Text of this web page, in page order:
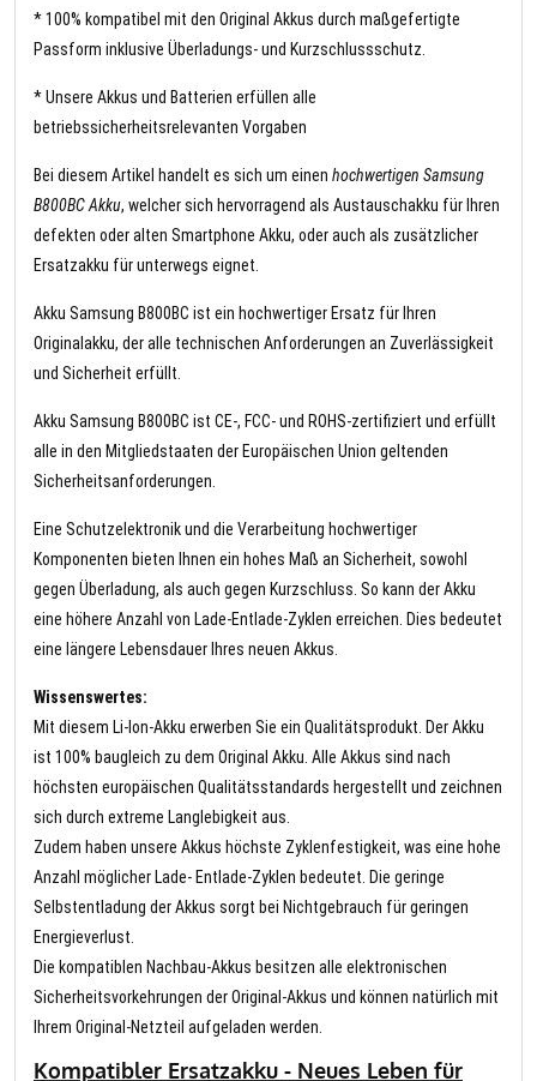
* 100% kompatibel mit den Original Akkus durch maßgefertigte
Passform inklusive Überladungs- und Kurzschlussschutz.
* Unsere Akkus und Batterien erfüllen alle
betriebssicherheitsrelevanten Vorgaben
Bei diesem Artikel handelt es sich um einen hochwertigen Samsung
B800BC Akku, welcher sich hervorragend als Austauschakku für Ihren
defekten oder alten Smartphone Akku, oder auch als zusätzlicher
Ersatzakku für unterwegs eignet.
Akku Samsung B800BC ist ein hochwertiger Ersatz für Ihren
Originalakku, der alle technischen Anforderungen an Zuverlässigkeit
und Sicherheit erfüllt.
Akku Samsung B800BC ist CE-, FCC- und ROHS-zertifiziert und erfüllt
alle in den Mitgliedstaaten der Europäischen Union geltenden
Sicherheitsanforderungen.
Eine Schutzelektronik und die Verarbeitung hochwertiger
Komponenten bieten Ihnen ein hohes Maß an Sicherheit, sowohl
gegen Überladung, als auch gegen Kurzschluss. So kann der Akku
eine höhere Anzahl von Lade-Entlade-Zyklen erreichen. Dies bedeutet
eine längere Lebensdauer Ihres neuen Akkus.
Wissenswertes:
Mit diesem Li-Ion-Akku erwerben Sie ein Qualitätsprodukt. Der Akku
ist 100% baugleich zu dem Original Akku. Alle Akkus sind nach
höchsten europäischen Qualitätsstandards hergestellt und zeichnen
sich durch extreme Langlebigkeit aus.
Zudem haben unsere Akkus höchste Zyklenfestigkeit, was eine hohe
Anzahl möglicher Lade- Entlade-Zyklen bedeutet. Die geringe
Selbstentladung der Akkus sorgt bei Nichtgebrauch für geringen
Energieverlust.
Die kompatiblen Nachbau-Akkus besitzen alle elektronischen
Sicherheitsvorkehrungen der Original-Akkus und können natürlich mit
Ihrem Original-Netzteil aufgeladen werden.
Kompatibler Ersatzakku - Neues Leben für